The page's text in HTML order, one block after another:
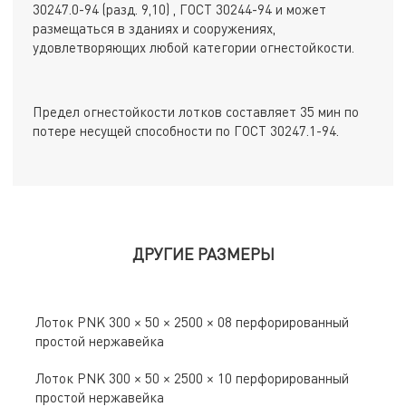
30247.0-94 (разд. 9,10) , ГОСТ 30244-94 и может
размещаться в зданиях и сооружениях,
удовлетворяющих любой категории огнестойкости.
Предел огнестойкости лотков составляет 35 мин по
потере несущей способности по ГОСТ 30247.1-94.
ДРУГИЕ РАЗМЕРЫ
Лоток PNK 300 × 50 × 2500 × 08 перфорированный
простой нержавейка
Лоток PNK 300 × 50 × 2500 × 10 перфорированный
простой нержавейка